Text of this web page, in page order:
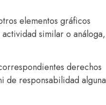
elementos gráficos
similar o análoga,
derechos
de responsabilidad alguna